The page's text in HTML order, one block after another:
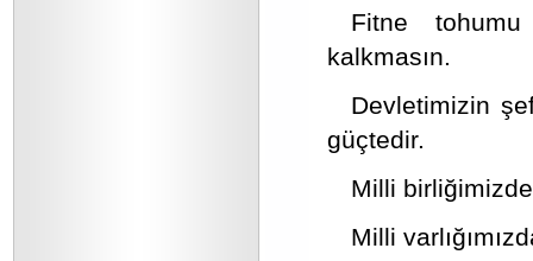
Fitne
kalkmasın.
Devletimizin
güçtedir.
Milli
Milli